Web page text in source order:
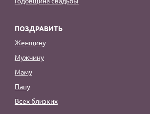
ПОЗДРАВИТЬ
Женщину
Мужчину
Маму
Папу
Всех близких